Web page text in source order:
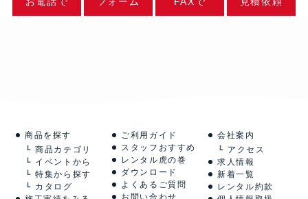
商品を探す
商品カテゴリ
イベントから
特集から探す
カタログ
ご利用ガイド
スタッフおすすめ
レンタル虎の巻
ダウンロード
よくあるご質問
お問い合わせ
会社案内
アクセス
求人情報
新着一覧
レンタル約款